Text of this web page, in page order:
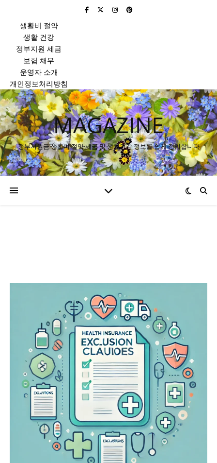
생활비 절약
생활 건강
정부지원 세금
보험 채무
운영자 소개
개인정보처리방침
MAGAZINE
정부지원금·생활비 절약·세금 및 생활건강 정보를 쉽게 정리합니다